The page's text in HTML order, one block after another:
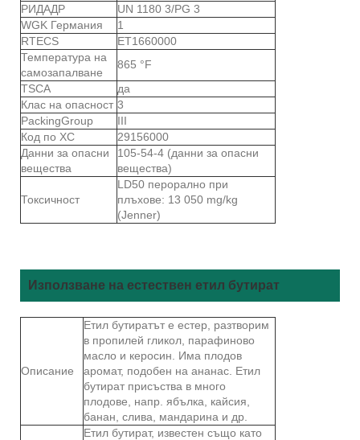
РИДАДР
UN 1180 3/PG 3
WGK Германия
1
RTECS
ET1660000
Температура на
самозапалване
865 °F
TSCA
да
Клас на опасност 3
PackingGroup
III
Код по ХС
29156000
Данни за опасни
вещества
105-54-4 (данни за опасни
вещества)
Токсичност
LD50 перорално при
плъхове: 13 050 mg/kg
(Jenner)
Използване на естествен етил бутират
Описание
Етил бутиратът е естер, разтворим
в пропилей гликол, парафиново
масло и керосин. Има плодов
аромат, подобен на ананас. Етил
бутират присъства в много
плодове, напр. ябълка, кайсия,
банан, слива, мандарина и др.
Етил бутират, известен също като